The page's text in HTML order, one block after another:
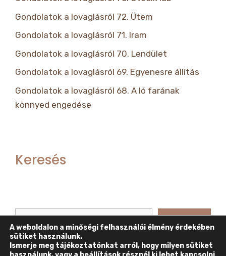
Gondolatok a lovaglásról 72. Ütem
Gondolatok a lovaglásról 71. Iram
Gondolatok a lovaglásról 70. Lendület
Gondolatok a lovaglásról 69. Egyenesre állítás
Gondolatok a lovaglásról 68. A ló farának
könnyed engedése
Keresés
Keresés
A weboldalon a minőségi felhasználói élmény érdekében
sütiket használunk.
Ismerje meg tájékoztatónkat arról, hogy milyen sütiket